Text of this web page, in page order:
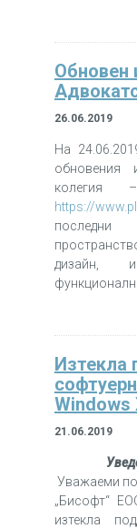
Обновен
26.06.2019
На
обновения
https://
дизайн,
Изтекла
Windows
21.06.2019
Уважаеми
„Бисофт“
изтекла